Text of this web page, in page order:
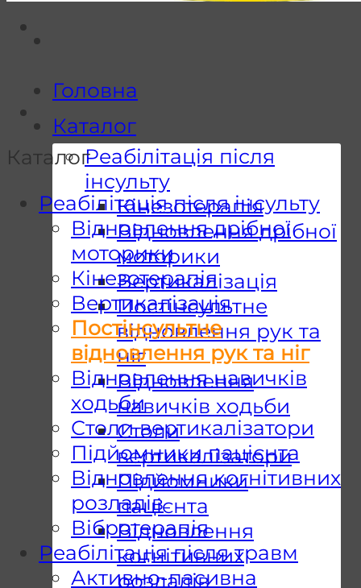
Головна
Каталог
Реабілітація після
інсульту
Кінезотерапія
Відновлення дрібної
моторики
Вертикалізація
Постінсультне
відновлення рук та
ніг
Відновлення
навичків ходьби
Столи
вертикалізатори
Підйомники
пацієнта
Відновлення
когнітивних
розладів
Каталог
Реабілітація після інсульту
Відновлення дрібної
моторики
Кінезотерапія
Вертикалізація
Постінсультне
відновлення рук та ніг
Відновлення навичків
ходьби
Столи вертикалізатори
Підйомники пацієнта
Відновлення когнітивних
розладів
Вібротерапія
Реабілітація після травм
Активно-пасивна